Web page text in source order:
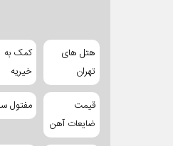
هتل های
تهران
کمک به
خیریه
قیمت
ضایعات آهن
مفتول